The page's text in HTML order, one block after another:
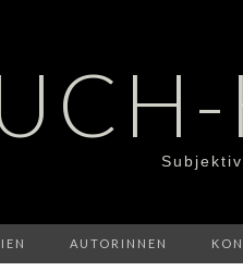
AUTORINNEN